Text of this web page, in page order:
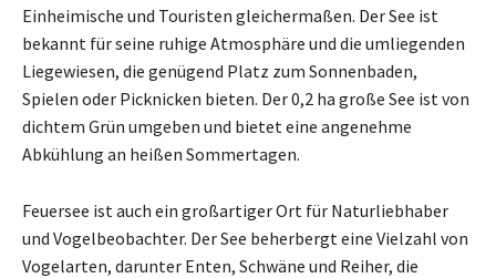
Einheimische und Touristen gleichermaßen. Der See ist
bekannt für seine ruhige Atmosphäre und die umliegenden
Liegewiesen, die genügend Platz zum Sonnenbaden,
Spielen oder Picknicken bieten. Der 0,2 ha große See ist von
dichtem Grün umgeben und bietet eine angenehme
Abkühlung an heißen Sommertagen.
Feuersee ist auch ein großartiger Ort für Naturliebhaber
und Vogelbeobachter. Der See beherbergt eine Vielzahl von
Vogelarten, darunter Enten, Schwäne und Reiher, die